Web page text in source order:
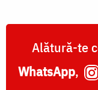
Alătură-te
WhatsApp,